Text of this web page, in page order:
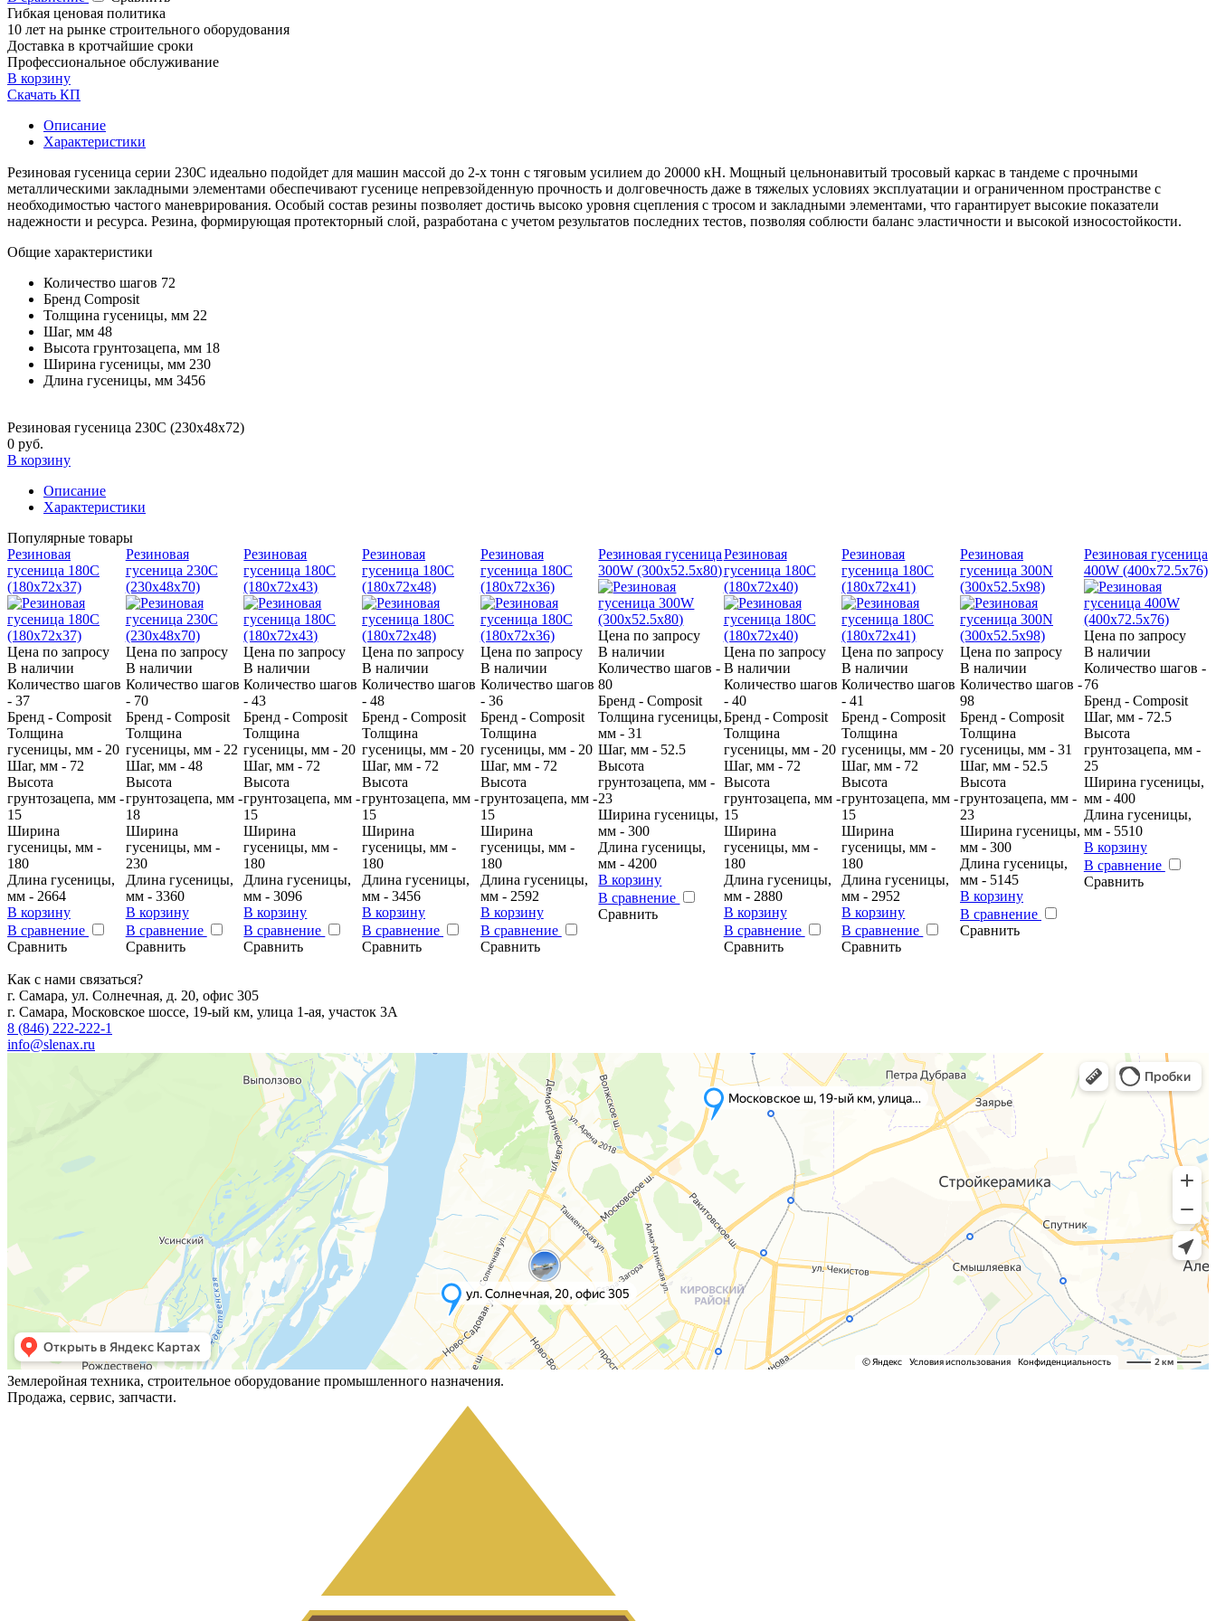
Гибкая ценовая политика
10 лет на рынке строительного оборудования
Доставка в кротчайшие сроки
Профессиональное обслуживание
В корзину
Скачать КП
Описание
Характеристики
Резиновая гусеница серии 230С идеально подойдет для машин массой до 2-х тонн с тяговым усилием до 20000 кН. Мощный цельнонавитый тросовый каркас в тандеме с прочными
металлическими закладными элементами обеспечивают гусенице непревзойденную прочность и долговечность даже в тяжелых условиях эксплуатации и ограниченном пространстве с
необходимостью частого маневрирования. Особый состав резины позволяет достичь высоко уровня сцепления с тросом и закладными элементами, что гарантирует высокие показатели
надежности и ресурса. Резина, формирующая протекторный слой, разработана с учетом результатов последних тестов, позволяя соблюсти баланс эластичности и высокой износостойкости.
Общие характеристики
Количество шагов 72
Бренд Composit
Толщина гусеницы, мм 22
Шаг, мм 48
Высота грунтозацепа, мм 18
Ширина гусеницы, мм 230
Длина гусеницы, мм 3456
Резиновая гусеница 230C (230х48х72)
0 руб.
В корзину
Описание
Характеристики
Популярные товары
Резиновая
гусеница 180С
(180х72х37)
Цена по запросу
В наличии
Количество шагов
- 37
Бренд - Composit
Толщина
гусеницы, мм - 20
Шаг, мм - 72
Высота
грунтозацепа, мм -
15
Ширина
гусеницы, мм -
180
Длина гусеницы,
мм - 2664
В корзину
В сравнение
Сравнить
Резиновая
гусеница 230C
(230х48х70)
Цена по запросу
В наличии
Количество шагов
- 70
Бренд - Composit
Толщина
гусеницы, мм - 22
Шаг, мм - 48
Высота
грунтозацепа, мм -
18
Ширина
гусеницы, мм -
230
Длина гусеницы,
мм - 3360
В корзину
В сравнение
Сравнить
Резиновая
гусеница 180С
(180х72х43)
Цена по запросу
В наличии
Количество шагов
- 43
Бренд - Composit
Толщина
гусеницы, мм - 20
Шаг, мм - 72
Высота
грунтозацепа, мм -
15
Ширина
гусеницы, мм -
180
Длина гусеницы,
мм - 3096
В корзину
В сравнение
Сравнить
Резиновая
гусеница 180С
(180х72х48)
Цена по запросу
В наличии
Количество шагов
- 48
Бренд - Composit
Толщина
гусеницы, мм - 20
Шаг, мм - 72
Высота
грунтозацепа, мм -
15
Ширина
гусеницы, мм -
180
Длина гусеницы,
мм - 3456
В корзину
В сравнение
Сравнить
Резиновая
гусеница 180С
(180х72х36)
Цена по запросу
В наличии
Количество шагов
- 36
Бренд - Composit
Толщина
гусеницы, мм - 20
Шаг, мм - 72
Высота
грунтозацепа, мм -
15
Ширина
гусеницы, мм -
180
Длина гусеницы,
мм - 2592
В корзину
В сравнение
Сравнить
Резиновая гусеница
300W (300х52.5х80)
Цена по запросу
В наличии
Количество шагов -
80
Бренд - Composit
Толщина гусеницы,
мм - 31
Шаг, мм - 52.5
Высота
грунтозацепа, мм -
23
Ширина гусеницы,
мм - 300
Длина гусеницы,
мм - 4200
В корзину
В сравнение
Сравнить
Резиновая
гусеница 180С
(180х72х40)
Цена по запросу
В наличии
Количество шагов
- 40
Бренд - Composit
Толщина
гусеницы, мм - 20
Шаг, мм - 72
Высота
грунтозацепа, мм -
15
Ширина
гусеницы, мм -
180
Длина гусеницы,
мм - 2880
В корзину
В сравнение
Сравнить
Резиновая
гусеница 180С
(180х72х41)
Цена по запросу
В наличии
Количество шагов
- 41
Бренд - Composit
Толщина
гусеницы, мм - 20
Шаг, мм - 72
Высота
грунтозацепа, мм -
15
Ширина
гусеницы, мм -
180
Длина гусеницы,
мм - 2952
В корзину
В сравнение
Сравнить
Резиновая
гусеница 300N
(300х52.5х98)
Цена по запросу
В наличии
Количество шагов -
98
Бренд - Composit
Толщина
гусеницы, мм - 31
Шаг, мм - 52.5
Высота
грунтозацепа, мм -
23
Ширина гусеницы,
мм - 300
Длина гусеницы,
мм - 5145
В корзину
В сравнение
Сравнить
Резиновая гусеница
400W (400х72.5х76)
Цена по запросу
В наличии
Количество шагов -
76
Бренд - Composit
Шаг, мм - 72.5
Высота
грунтозацепа, мм -
25
Ширина гусеницы,
мм - 400
Длина гусеницы,
мм - 5510
В корзину
В сравнение
Сравнить
Как с нами связаться?
г. Самара, ул. Солнечная, д. 20, офис 305
г. Самара, Московское шоссе, 19-ый км, улица 1-ая, участок 3А
8 (846) 222-222-1
info@slenax.ru
Землеройная техника, строительное оборудование промышленного назначения.
Продажа, сервис, запчасти.